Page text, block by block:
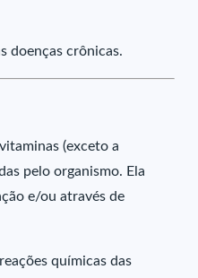
doenças crônicas.
(exceto a
pelo organismo. Ela
e/ou através de
químicas das